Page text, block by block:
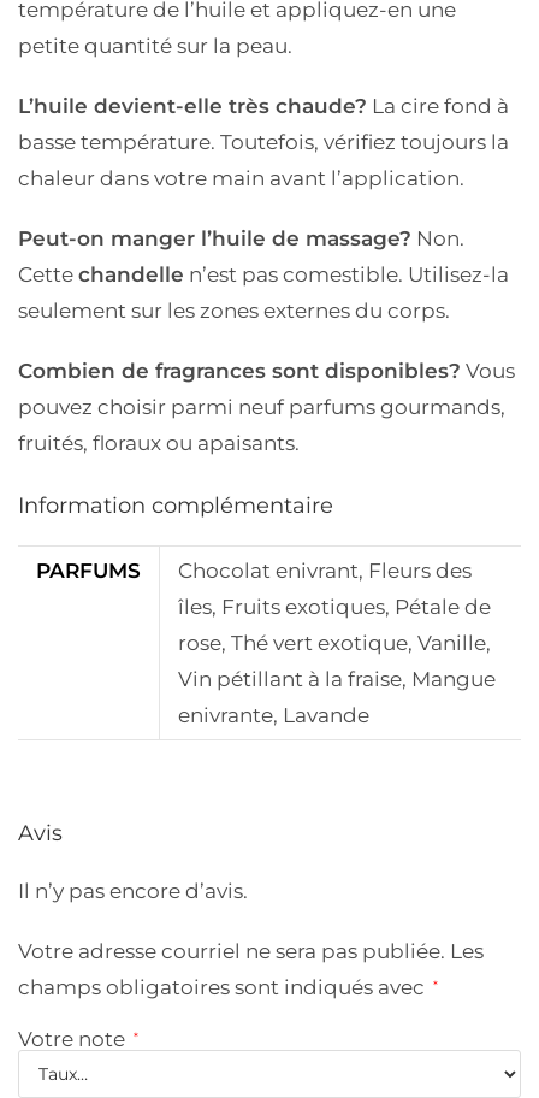
température de l’huile et appliquez-en une
petite quantité sur la peau.
L’huile devient-elle très chaude? La cire fond à
basse température. Toutefois, vérifiez toujours la
chaleur dans votre main avant l’application.
Peut-on manger l’huile de massage? Non.
Cette chandelle n’est pas comestible. Utilisez-la
seulement sur les zones externes du corps.
Combien de fragrances sont disponibles? Vous
pouvez choisir parmi neuf parfums gourmands,
fruités, floraux ou apaisants.
Information complémentaire
PARFUMS
Chocolat enivrant, Fleurs des
îles, Fruits exotiques, Pétale de
rose, Thé vert exotique, Vanille,
Vin pétillant à la fraise, Mangue
enivrante, Lavande
Avis
Il n’y pas encore d’avis.
Votre adresse courriel ne sera pas publiée. Les
champs obligatoires sont indiqués avec
*
Votre note *